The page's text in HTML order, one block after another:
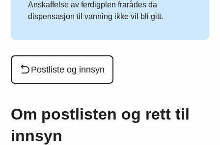
Anskaffelse av ferdigplen frarådes da
dispensasjon til vanning ikke vil bli gitt.
Du er her:
Postliste og innsyn
Om postlisten og rett til
innsyn